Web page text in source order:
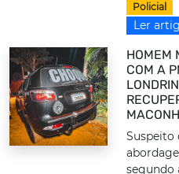
Policial
Ler
HOMEM
COM A
Suspeito
segundo